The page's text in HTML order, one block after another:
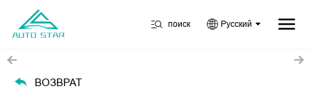
поиск Русский
ВОЗВРАТ